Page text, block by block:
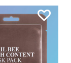
zacht en niet
de gevoelige huid.